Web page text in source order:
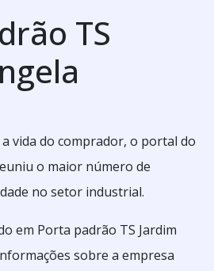
TS
vida do comprador, o portal do
o maior número de
no setor industrial.
em Porta padrão TS Jardim
sobre a empresa